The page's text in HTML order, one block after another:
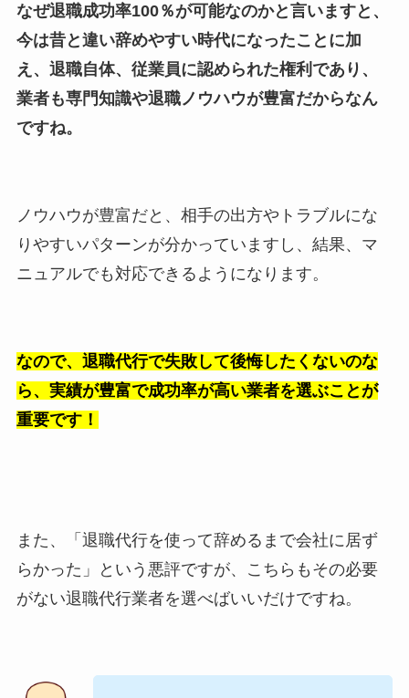
なぜ退職成功率100％が可能なのかと言いますと、
今は昔と違い辞めやすい時代になったことに加
え、退職自体、従業員に認められた権利であり、
業者も専門知識や退職ノウハウが豊富だからなん
ですね。
ノウハウが豊富だと、相手の出方やトラブルにな
りやすいパターンが分かっていますし、結果、マ
ニュアルでも対応できるようになります。
なので、退職代行で失敗して後悔したくないのな
ら、実績が豊富で成功率が高い業者を選ぶことが
重要です！
また、「退職代行を使って辞めるまで会社に居ず
らかった」という悪評ですが、こちらもその必要
がない退職代行業者を選べばいいだけですね。